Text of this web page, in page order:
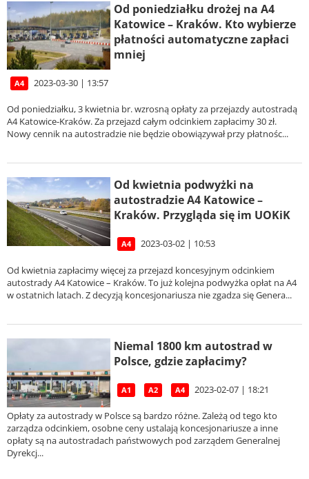
Od poniedziałku drożej na A4
Katowice – Kraków. Kto wybierze
płatności automatyczne zapłaci
mniej
A4 2023-03-30 | 13:57
Od poniedziałku, 3 kwietnia br. wzrosną opłaty za przejazdy autostradą
A4 Katowice-Kraków. Za przejazd całym odcinkiem zapłacimy 30 zł.
Nowy cennik na autostradzie nie będzie obowiązywał przy płatnośc...
Od kwietnia podwyżki na
autostradzie A4 Katowice –
Kraków. Przygląda się im UOKiK
A4 2023-03-02 | 10:53
Od kwietnia zapłacimy więcej za przejazd koncesyjnym odcinkiem
autostrady A4 Katowice – Kraków. To już kolejna podwyżka opłat na A4
w ostatnich latach. Z decyzją koncesjonariusza nie zgadza się Genera...
Niemal 1800 km autostrad w
Polsce, gdzie zapłacimy?
A1 A2 A4 2023-02-07 | 18:21
Opłaty za autostrady w Polsce są bardzo różne. Zależą od tego kto
zarządza odcinkiem, osobne ceny ustalają koncesjonariusze a inne
opłaty są na autostradach państwowych pod zarządem Generalnej
Dyrekcj...